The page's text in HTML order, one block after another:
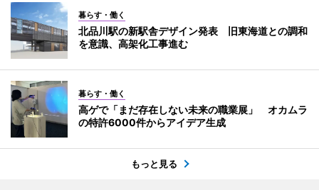
暮らす・働く
北品川駅の新駅舎デザイン発表 旧東海道との調和
を意識、高架化工事進む
暮らす・働く
高ゲで「まだ存在しない未来の職業展」 オカムラ
の特許6000件からアイデア生成
もっと見る